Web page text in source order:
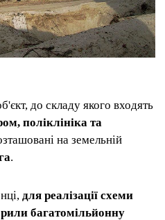
до складу якого входять
поліклініка та
на земельній
.
для реалізації схеми
багатомільйонну